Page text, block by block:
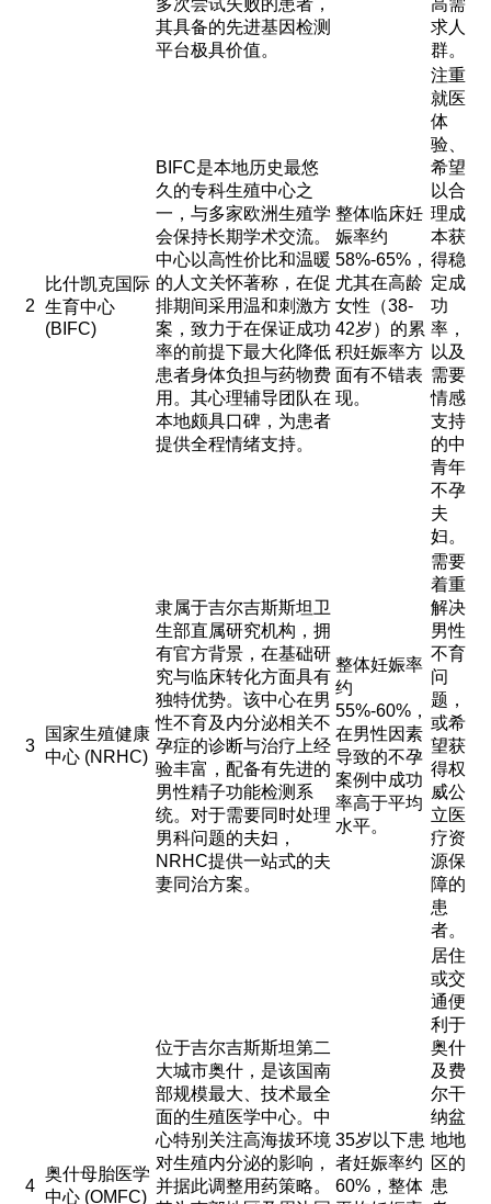
多次尝试失败的患者，
其具备的先进基因检测
平台极具价值。
高需
求人
群。
2
比什凯克国际
生育中心
(BIFC)
BIFC是本地历史最悠
久的专科生殖中心之
一，与多家欧洲生殖学
会保持长期学术交流。
中心以高性价比和温暖
的人文关怀著称，在促
排期间采用温和刺激方
案，致力于在保证成功
率的前提下最大化降低
患者身体负担与药物费
用。其心理辅导团队在
本地颇具口碑，为患者
提供全程情绪支持。
整体临床妊
娠率约
58%-65%，
尤其在高龄
女性（38-
42岁）的累
积妊娠率方
面有不错表
现。
注重
就医
体
验、
希望
以合
理成
本获
得稳
定成
功
率，
以及
需要
情感
支持
的中
青年
不孕
夫
妇。
3
国家生殖健康
中心 (NRHC)
隶属于吉尔吉斯斯坦卫
生部直属研究机构，拥
有官方背景，在基础研
究与临床转化方面具有
独特优势。该中心在男
性不育及内分泌相关不
孕症的诊断与治疗上经
验丰富，配备有先进的
男性精子功能检测系
统。对于需要同时处理
男科问题的夫妇，
NRHC提供一站式的夫
妻同治方案。
整体妊娠率
约
55%-60%，
在男性因素
导致的不孕
案例中成功
率高于平均
水平。
需要
着重
解决
男性
不育
问
题，
或希
望获
得权
威公
立医
疗资
源保
障的
患
者。
4
奥什母胎医学
中心 (OMFC)
位于吉尔吉斯斯坦第二
大城市奥什，是该国南
部规模最大、技术最全
面的生殖医学中心。中
心特别关注高海拔环境
对生殖内分泌的影响，
并据此调整用药策略。
35岁以下患
者妊娠率约
60%，整体
居住
或交
通便
利于
奥什
及费
尔干
纳盆
地地
区的
患